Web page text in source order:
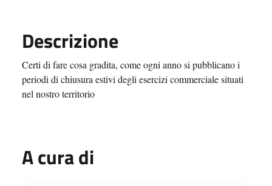
Descrizione
Certi di fare cosa gradita, come ogni anno si pubblicano i
periodi di chiusura estivi degli esercizi commerciale situati
nel nostro territorio
A cura di